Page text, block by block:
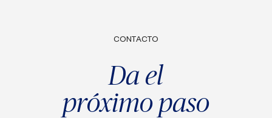
CONTACTO
Da el
próximo paso